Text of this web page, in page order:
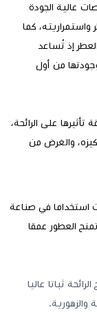
عالية الجودة
كما
إذ تُساعد
من أول
على الرائحة،
والغرض من
استخداما في صناعة
العطور عمقا
ثباتا عاليا
والزهورية.